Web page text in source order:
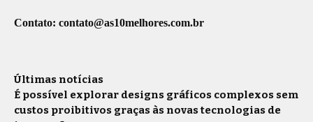
Contato: contato@as10melhores.com.br
Últimas notícias
É possível explorar designs gráficos complexos sem
custos proibitivos graças às novas tecnologias de